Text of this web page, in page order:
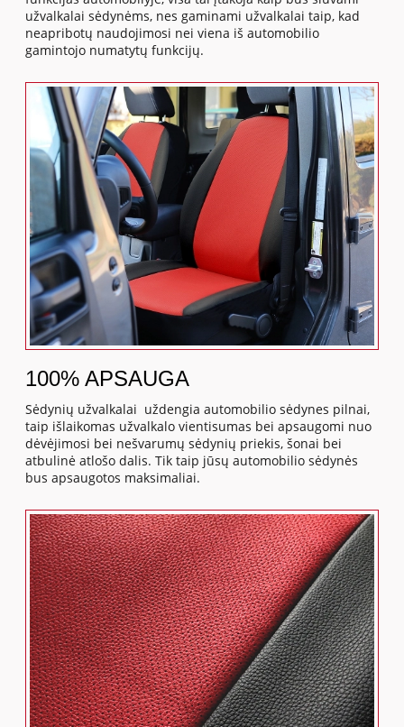
užvalkalai sėdynėms, nes gaminami užvalkalai taip, kad
neapribotų naudojimosi nei viena iš automobilio
gamintojo numatytų funkcijų.
100% APSAUGA
Sėdynių užvalkalai uždengia automobilio sėdynes pilnai,
taip išlaikomas užvalkalo vientisumas bei apsaugomi nuo
dėvėjimosi bei nešvarumų sėdynių priekis, šonai bei
atbulinė atlošo dalis. Tik taip jūsų automobilio sėdynės
bus apsaugotos maksimaliai.